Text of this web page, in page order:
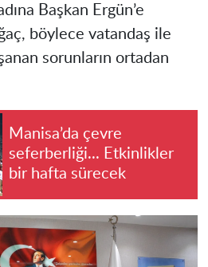
Başkan Ergün’e
böylece vatandaş ile
sorunların ortadan
Manisa’da çevre
seferberliği... Etkinlikler
bir hafta sürecek